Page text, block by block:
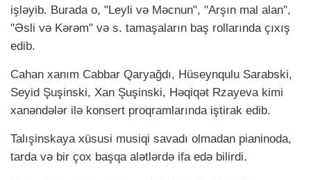
işləyib. Burada o, "Leyli və Məcnun", "Arşın mal alan",
"Əsli və Kərəm" və s. tamaşaların baş rollarında çıxış
edib.
Cahan xanım Cabbar Qaryağdı, Hüseynqulu Sarabski,
Seyid Şuşinski, Xan Şuşinski, Həqiqət Rzayeva kimi
xanəndələr ilə konsert proqramlarında iştirak edib.
Talışinskaya xüsusi musiqi savadı olmadan pianinoda,
tarda və bir çox başqa alətlərdə ifa edə bilirdi.